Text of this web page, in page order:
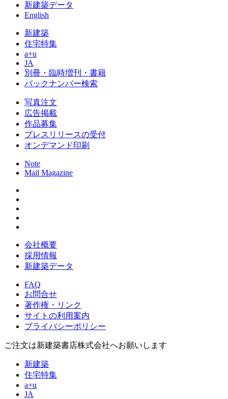
新建築データ
English
新建築
住宅特集
a+u
JA
別冊・臨時増刊・書籍
バックナンバー検索
写真注文
広告掲載
作品募集
プレスリリースの受付
オンデマンド印刷
Note
Mail Magazine
会社概要
採用情報
新建築データ
FAQ
お問合せ
著作権・リンク
サイトの利用案内
プライバシーポリシー
ご注文は新建築書店株式会社へお願いします
新建築
住宅特集
a+u
JA